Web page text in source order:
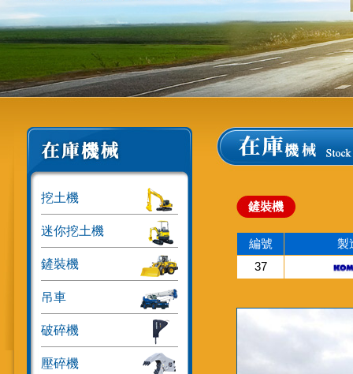
挖土機
迷你挖土機
鏟裝機
吊車
破碎機
壓碎機
鏟裝機
編號
製
37